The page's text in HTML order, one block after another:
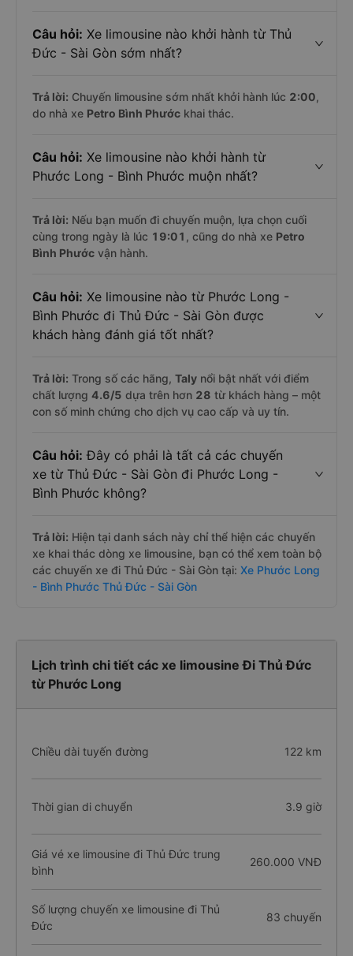
Câu hỏi: Xe limousine nào khởi hành từ Thủ
Đức - Sài Gòn sớm nhất?
Trả lời: Chuyến limousine sớm nhất khởi hành lúc 2:00,
do nhà xe Petro Bình Phước khai thác.
Câu hỏi: Xe limousine nào khởi hành từ
Phước Long - Bình Phước muộn nhất?
Trả lời: Nếu bạn muốn đi chuyến muộn, lựa chọn cuối
cùng trong ngày là lúc 19:01 , cũng do nhà xe Petro
Bình Phước vận hành.
Câu hỏi: Xe limousine nào từ Phước Long -
Bình Phước đi Thủ Đức - Sài Gòn được
khách hàng đánh giá tốt nhất?
Trả lời: Trong số các hãng, Taly nổi bật nhất với điểm
chất lượng 4.6/5 dựa trên hơn 28 từ khách hàng – một
con số minh chứng cho dịch vụ cao cấp và uy tín.
Câu hỏi: Đây có phải là tất cả các chuyến
xe từ Thủ Đức - Sài Gòn đi Phước Long -
Bình Phước không?
Trả lời: Hiện tại danh sách này chỉ thể hiện các chuyến
xe khai thác dòng xe limousine, bạn có thể xem toàn bộ
các chuyến xe đi Thủ Đức - Sài Gòn tại: Xe Phước Long
- Bình Phước Thủ Đức - Sài Gòn
Lịch trình chi tiết các xe limousine Đi Thủ Đức
từ Phước Long
Chiều dài tuyến đường 122 km
Thời gian di chuyển 3.9 giờ
Giá vé xe limousine đi Thủ Đức trung
bình
260.000 VNĐ
Số lượng chuyến xe limousine đi Thủ
Đức
83 chuyến